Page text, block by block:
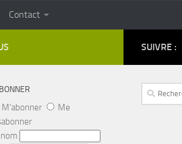
des terroirs
Contact
SUIVRE :
M'abonner
Me